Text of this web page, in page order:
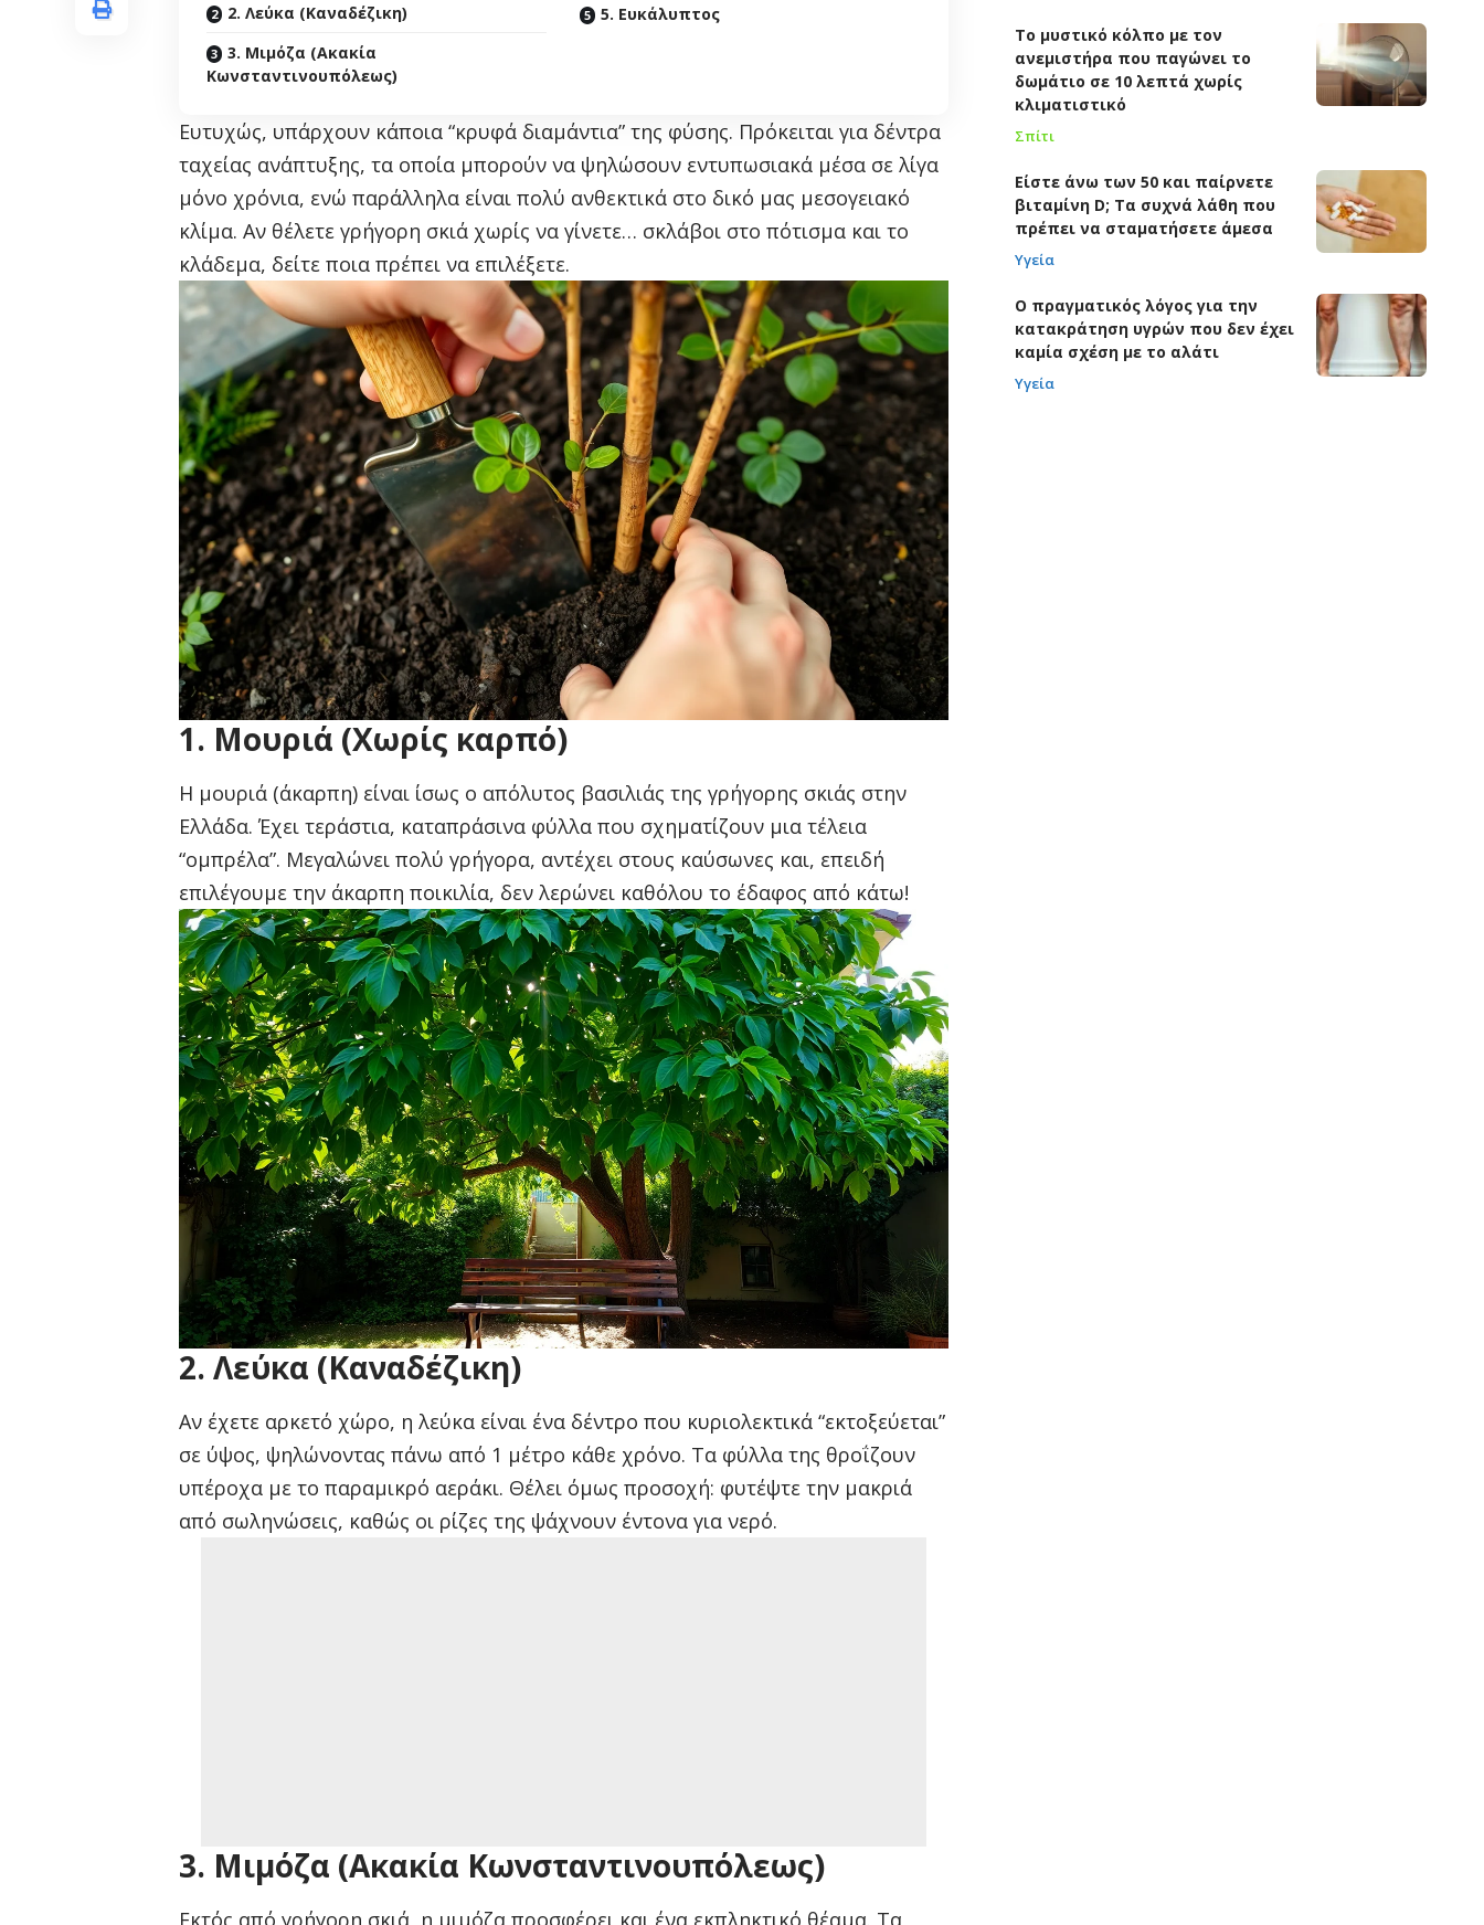
2. Λεύκα (Καναδέζικη)
3. Μιμόζα (Ακακία
Κωνσταντινουπόλεως)
5. Ευκάλυπτος
Ευτυχώς, υπάρχουν κάποια “κρυφά διαμάντια” της φύσης. Πρόκειται για δέντρα
ταχείας ανάπτυξης, τα οποία μπορούν να ψηλώσουν εντυπωσιακά μέσα σε λίγα
μόνο χρόνια, ενώ παράλληλα είναι πολύ ανθεκτικά στο δικό μας μεσογειακό
κλίμα. Αν θέλετε γρήγορη σκιά χωρίς να γίνετε… σκλάβοι στο πότισμα και το
κλάδεμα, δείτε ποια πρέπει να επιλέξετε.
1. Μουριά (Χωρίς καρπό)
Η μουριά (άκαρπη) είναι ίσως ο απόλυτος βασιλιάς της γρήγορης σκιάς στην
Ελλάδα. Έχει τεράστια, καταπράσινα φύλλα που σχηματίζουν μια τέλεια
“ομπρέλα”. Μεγαλώνει πολύ γρήγορα, αντέχει στους καύσωνες και, επειδή
επιλέγουμε την άκαρπη ποικιλία, δεν λερώνει καθόλου το έδαφος από κάτω!
2. Λεύκα (Καναδέζικη)
Αν έχετε αρκετό χώρο, η λεύκα είναι ένα δέντρο που κυριολεκτικά “εκτοξεύεται”
σε ύψος, ψηλώνοντας πάνω από 1 μέτρο κάθε χρόνο. Τα φύλλα της θροΐζουν
υπέροχα με το παραμικρό αεράκι. Θέλει όμως προσοχή: φυτέψτε την μακριά
από σωληνώσεις, καθώς οι ρίζες της ψάχνουν έντονα για νερό.
3. Μιμόζα (Ακακία Κωνσταντινουπόλεως)
Το μυστικό κόλπο με τον
ανεμιστήρα που παγώνει το
δωμάτιο σε 10 λεπτά χωρίς
κλιματιστικό
Σπίτι
Είστε άνω των 50 και παίρνετε
βιταμίνη D; Τα συχνά λάθη που
πρέπει να σταματήσετε άμεσα
Υγεία
Ο πραγματικός λόγος για την
κατακράτηση υγρών που δεν έχει
καμία σχέση με το αλάτι
Υγεία